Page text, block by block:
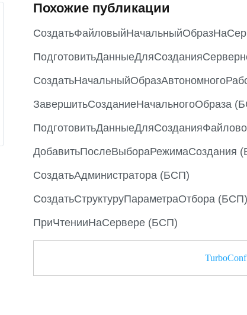
Похожие публикации
ЗавершитьСозданиеНачальногоОбраза
ДобавитьПослеВыбораРежимаСоздания
СоздатьАдминистратора (БСП)
СоздатьСтруктуруПараметраОтбора (БСП)
ПриЧтенииНаСервере (БСП)